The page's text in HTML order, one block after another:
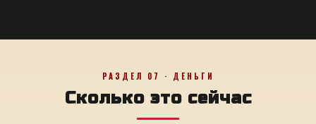
РАЗДЕЛ 07 · ДЕНЬГИ
Сколько это сейчас